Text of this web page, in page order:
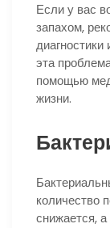
Если у вас
запахом,
эта
помощью
жизни.
количество
снижается,